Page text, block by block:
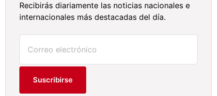
Recibirás diariamente las noticias nacionales e
internacionales más destacadas del día.
Suscribirse